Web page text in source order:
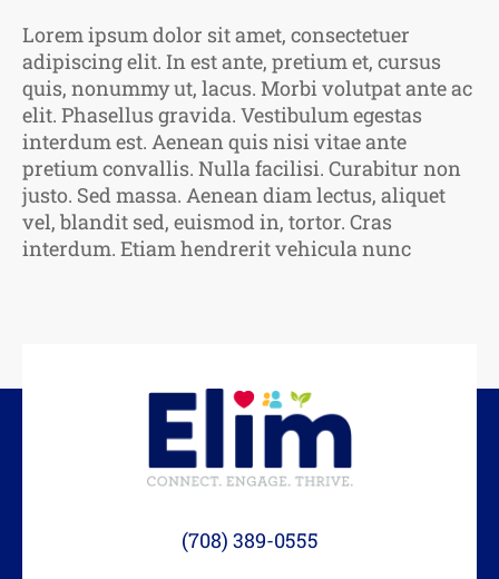
Lorem ipsum dolor sit amet, consectetuer
adipiscing elit. In est ante, pretium et, cursus
quis, nonummy ut, lacus. Morbi volutpat ante ac
elit. Phasellus gravida. Vestibulum egestas
interdum est. Aenean quis nisi vitae ante
pretium convallis. Nulla facilisi. Curabitur non
justo. Sed massa. Aenean diam lectus, aliquet
vel, blandit sed, euismod in, tortor. Cras
interdum. Etiam hendrerit vehicula nunc
(708) 389-0555